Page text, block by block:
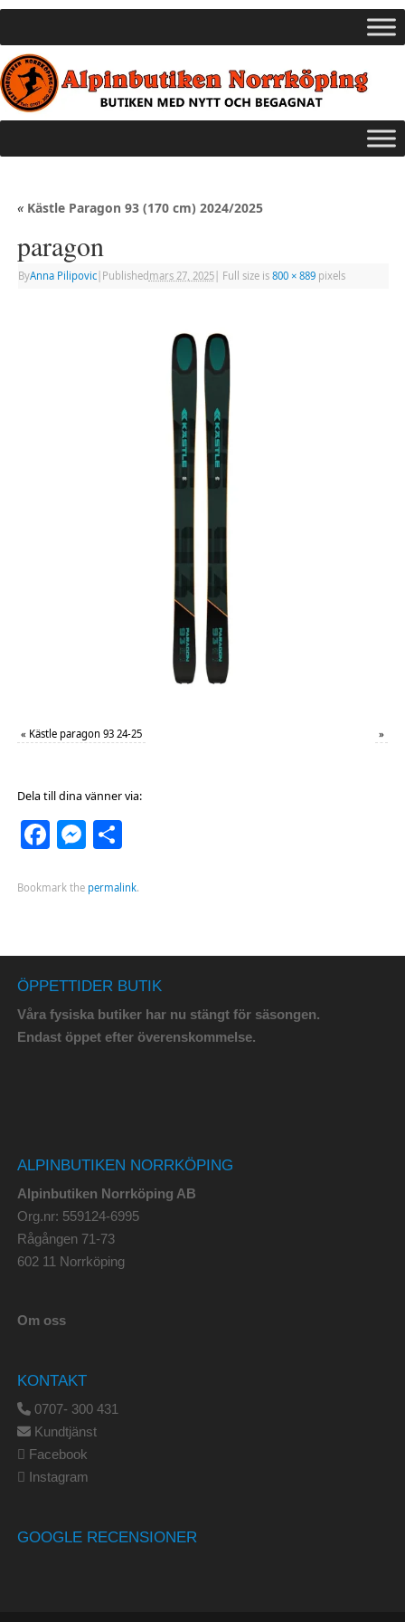
«Kästle Paragon 93 (170 cm) 2024/2025
paragon
ByAnna Pilipovic| Published mars 27, 2025| Full size is 800 × 889pixels
« Kästle paragon 93 24-25 »
Dela till dina vänner via:
Facebook
Messenger
Dela
Bookmark the permalink.
ÖPPETTIDER BUTIK
Våra fysiska butiker har nu stängt för säsongen.
Endast öppet efter överenskommelse.
ALPINBUTIKEN NORRKÖPING
Alpinbutiken Norrköping AB
Org.nr: 559124-6995
Rågången 71-73
602 11 Norrköping
Om oss
KONTAKT
0707- 300 431
Kundtjänst
Facebook
Instagram
GOOGLE RECENSIONER